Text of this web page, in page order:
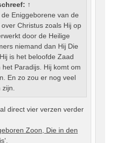
↑
Eniggeborene van de
Christus zoals Hij op
door de Heilige
niemand dan Hij Die
is het beloofde Zaad
Paradijs. Hij komt om
En zo zou er nog veel
zijn.
direct vier verzen verder
Zoon, Die in den
'.